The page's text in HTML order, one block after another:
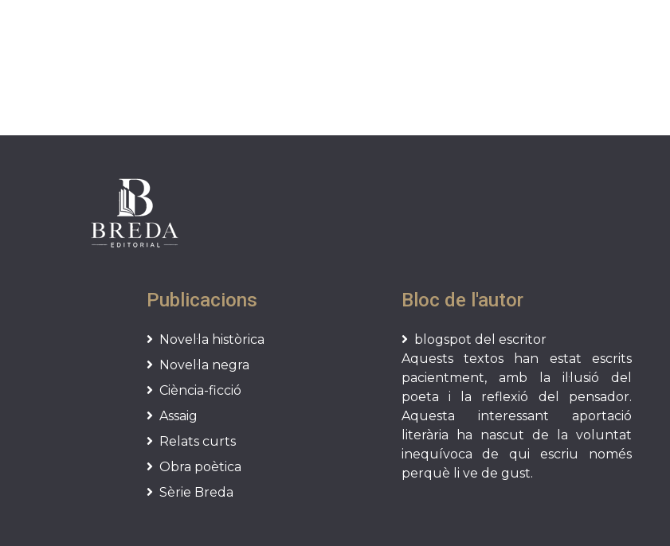
Publicacions
Novel·la històrica
Novel·la negra
Ciència-ficció
Assaig
Relats curts
Obra poètica
Sèrie Breda
Bloc de l'autor
blogspot del escritor
Aquests textos han estat escrits
pacientment, amb la il·lusió del
poeta i la reflexió del pensador.
Aquesta interessant aportació
literària ha nascut de la voluntat
inequívoca de qui escriu només
perquè li ve de gust.